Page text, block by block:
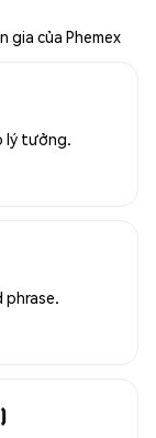
gia của Phemex
lý tưởng.
phrase.